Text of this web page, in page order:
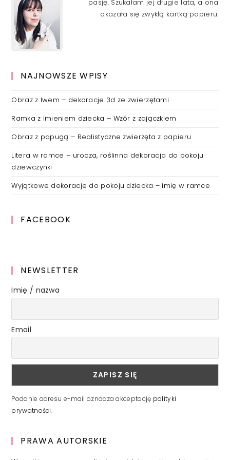
pasję. Szukałam jej długie lata, a ona
okazała się zwykłą kartką papieru.
NAJNOWSZE WPISY
Obraz z lwem – dekoracje 3d ze zwierzętami
Ramka z imieniem dziecka – Wzór z zajączkiem
Obraz z papugą – Realistyczne zwierzęta z papieru
Litera w ramce – urocza, roślinna dekoracja do pokoju
dziewczynki
Wyjątkowe dekoracje do pokoju dziecka – imię w ramce
FACEBOOK
NEWSLETTER
Imię / nazwa
Email
Podanie adresu e-mail oznacza akceptację polityki
prywatności.
PRAWA AUTORSKIE